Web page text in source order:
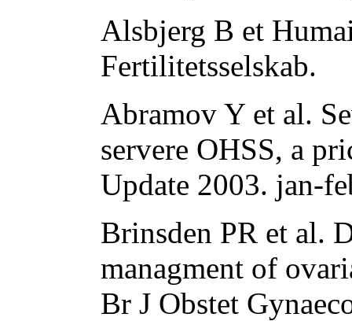
Alsbjerg B et
Fertilitetsselskab.
Abramov Y et al.
servere OHSS, a
Update 2003. jan-
Brinsden PR et al.
managment of
Br J Obstet